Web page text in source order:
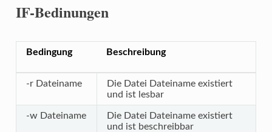
IF-Bedinungen
Bedingung Beschreibung
-r Dateiname
Die Datei Dateiname existiert
und ist lesbar
-w Dateiname
Die Datei Dateiname existiert
und ist beschreibbar